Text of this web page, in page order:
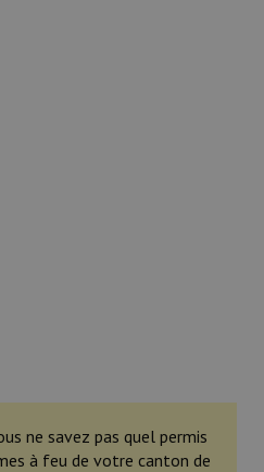
ne savez pas quel permis
à feu de votre canton de